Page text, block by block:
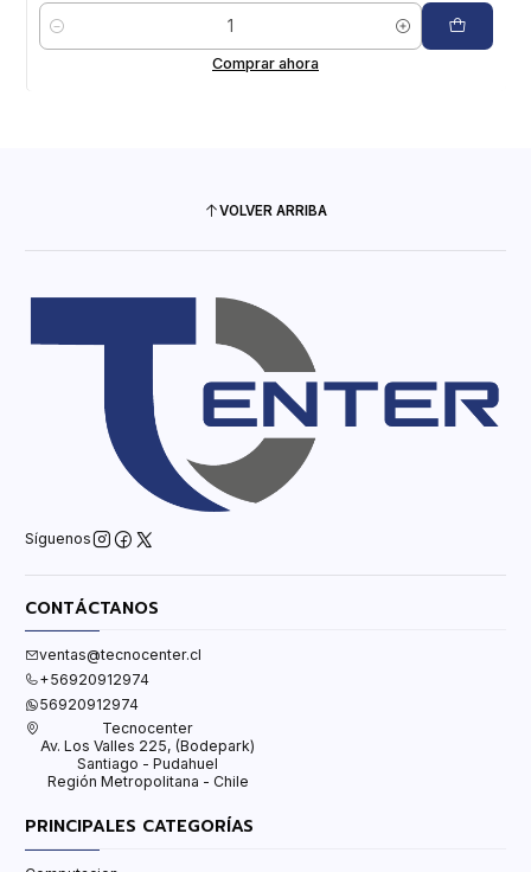
Cantidad
Comprar ahora
VOLVER ARRIBA
Síguenos
CONTÁCTANOS
ventas@tecnocenter.cl
+56920912974
56920912974
Tecnocenter
Av. Los Valles 225, (Bodepark)
Santiago - Pudahuel
Región Metropolitana - Chile
PRINCIPALES CATEGORÍAS